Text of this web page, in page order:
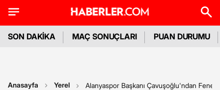
SON DAKİKA MAÇ SONUÇLARI PUAN DURUMU
Anasayfa Yerel Alanyaspor Başkanı Çavuşoğlu'ndan